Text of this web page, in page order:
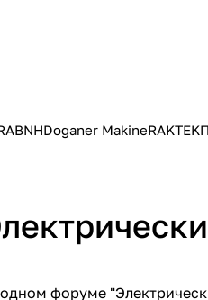
BNHDoganer MakineRAKTEK